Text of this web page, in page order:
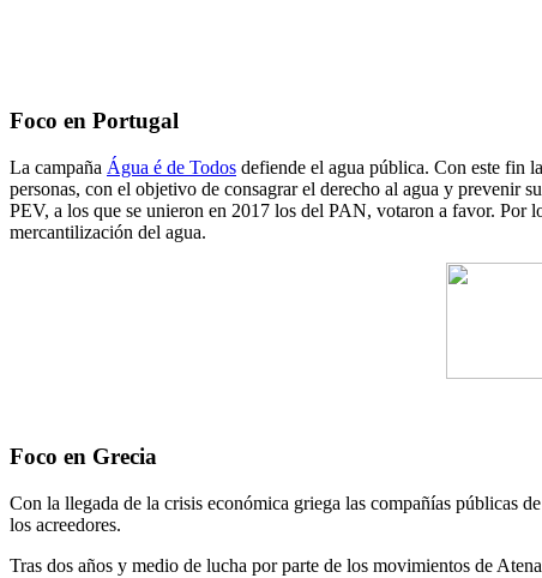
Foco en Portugal
La campaña Água é de Todos defiende el agua pública. Con este fin
personas, con el objetivo de consagrar el derecho al agua y prevenir
PEV, a los que se unieron en 2017 los del PAN, votaron a favor. Por
mercantilización del agua.
Foco en Grecia
Con la llegada de la crisis económica griega las compañías públicas
los acreedores.
Tras dos años y medio de lucha por parte de los movimientos de